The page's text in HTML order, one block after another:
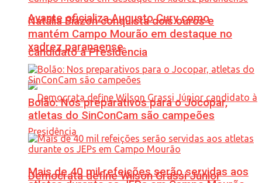
Avante oficializa Augusto Cury como
candidato à Presidência
Democrata define Wilson Grassi Júnior
Natália Biazon conquista dois ouros e
mantém Campo Mourão em destaque no
xadrez paranaense
Bolão: Nos preparativos para o Jocopar,
atletas do SinConCam são campeões
Mais de 40 mil refeições serão servidas aos